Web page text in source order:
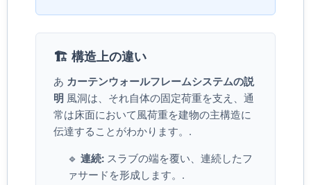
🏗️ 構造上の違い
あ カーテンウォールフレームシステムの説
明 風洞は、それ自体の固定荷重を支え、通
常は床面において風荷重を建物の主構造に
伝達することがわかります。.
🔹 連続: スラブの端を覆い、連続したフ
ァサードを形成します。.